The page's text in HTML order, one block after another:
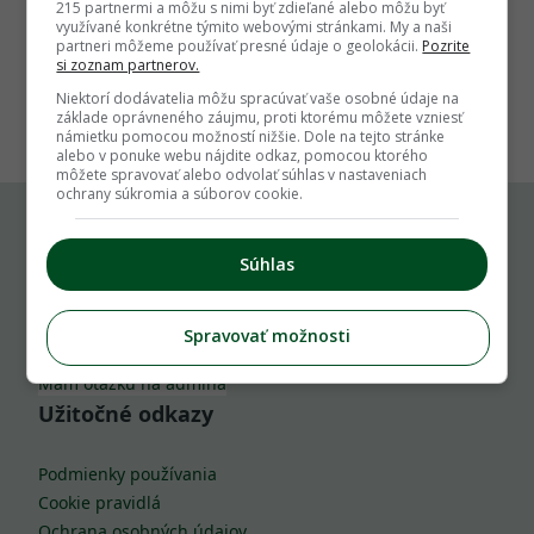
1
Komu môžeš napísať
info@zahrada.sk
Nahlás chybu
Mám otázku na admina
Užitočné odkazy
Podmienky používania
Cookie pravidlá
215 partnermi a môžu s nimi byť zdieľané alebo môžu byť
využívané konkrétne týmito webovými stránkami. My a naši
partneri môžeme používať presné údaje o geolokácii. Pozrite
si zoznam partnerov.
Niektorí dodávatelia môžu spracúvať vaše osobné údaje na
základe oprávneného záujmu, proti ktorému môžete vzniesť
námietku pomocou možností nižšie. Dole na tejto stránke
alebo v ponuke webu nájdite odkaz, pomocou ktorého
môžete spravovať alebo odvolať súhlas v nastaveniach
ochrany súkromia a súborov cookie.
Súhlas
Spravovať možnosti